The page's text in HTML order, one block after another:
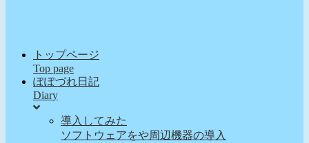
トップページ
Top page
ぽぽづれ日記
Diary
導入してみた
ソフトウェアをや周辺機器の導入